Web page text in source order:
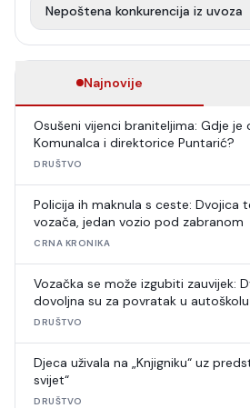
Nepoštena konkurencija iz uvoza
Najnovije
Osušeni vijenci braniteljima: Gdje
Komunalca i direktorice Puntarić?
DRUŠTVO
Policija ih maknula s ceste: Dvojica
vozača, jedan vozio pod zabranom
CRNA KRONIKA
Vozačka se može izgubiti zauvijek:
dovoljna su za povratak u autoškolu
DRUŠTVO
Djeca uživala na „Knjigniku“ uz
svijet“
DRUŠTVO